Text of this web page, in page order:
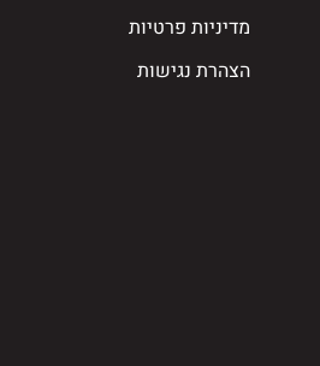
מדיניות פרטיות
הצהרת נגישות